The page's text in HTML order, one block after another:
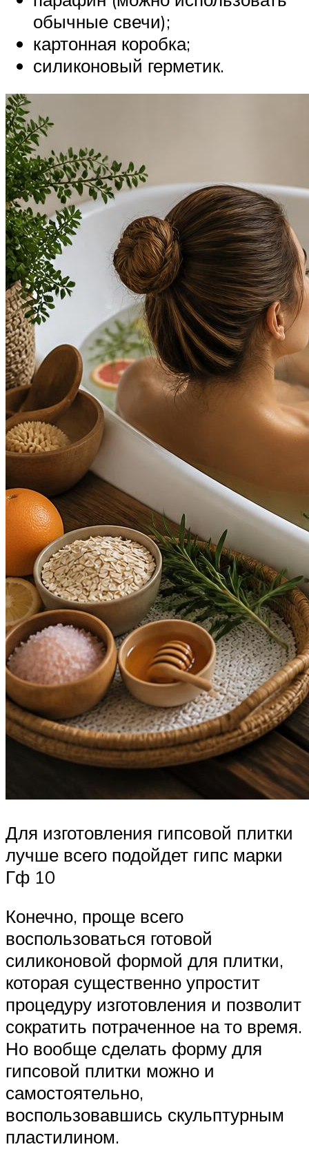
обычные свечи);
картонная коробка;
силиконовый герметик.
Для изготовления гипсовой плитки
лучше всего подойдет гипс марки
Гф 10
Конечно, проще всего
воспользоваться готовой
силиконовой формой для плитки,
которая существенно упростит
процедуру изготовления и позволит
сократить потраченное на то время.
Но вообще сделать форму для
гипсовой плитки можно и
самостоятельно,
воспользовавшись скульптурным
пластилином.